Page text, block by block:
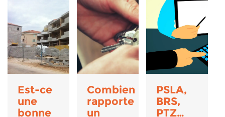
Est-ce
une
bonne
Combien
rapporte
un
PSLA,
BRS,
PTZ…